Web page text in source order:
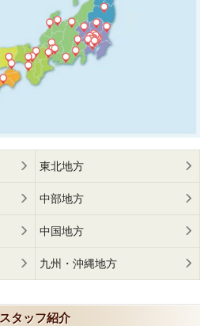
東北地方
中部地方
中国地方
九州・沖縄地方
スタッフ紹介